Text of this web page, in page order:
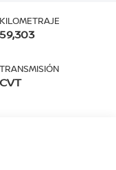
KILOMETRAJE
59,303
TRANSMISIÓN
CVT